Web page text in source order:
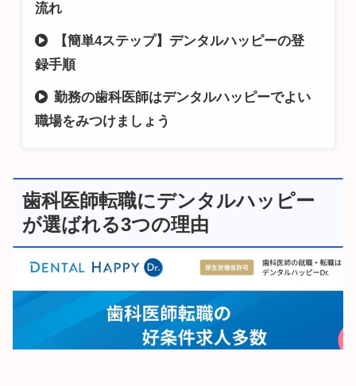
流れ
【簡単4ステップ】デンタルハッピーの登
録手順
勤務の歯科医師はデンタルハッピーでよい
職場をみつけましょう
歯科医師転職にデンタルハッピー
が選ばれる3つの理由